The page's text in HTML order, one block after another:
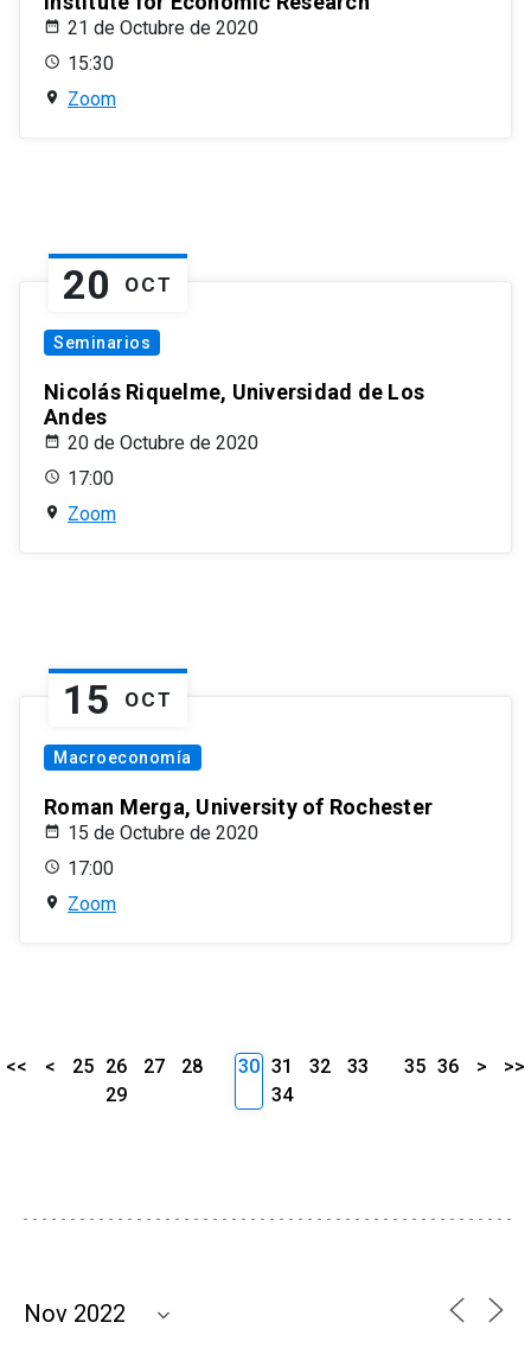
21 de Octubre de 2020
15:30
Zoom
20 OCT
Seminarios
Nicolás Riquelme, Universidad de Los
Andes
20 de Octubre de 2020
17:00
Zoom
15 OCT
Macroeconomía
Roman Merga, University of Rochester
15 de Octubre de 2020
17:00
Zoom
<< < 25 26 27
28
29
30 31 32
33
34
35 36 > >>